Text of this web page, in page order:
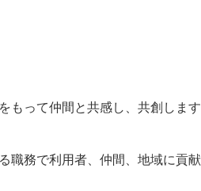
もって仲間と共感し、共創します
職務で利用者、仲間、地域に貢献